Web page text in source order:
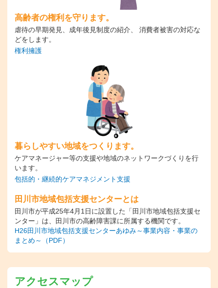
高齢者の権利を守ります。
虐待の早期発見、成年後見制度の紹介、 消費者被害の対応な
どをします。
権利擁護
暮らしやすい地域をつくります。
ケアマネージャー等の支援や地域のネットワークづくりを行
います。
包括的・継続的ケアマネジメント支援
田川市地域包括支援センターとは
田川市が平成25年4月1日に設置した「田川市地域包括支援セ
ンター」は、田川市の高齢障害課に所属する機関です。
H26田川市地域包括支援センターあゆみ～事業内容・事業の
まとめ～（PDF）
アクセスマップ